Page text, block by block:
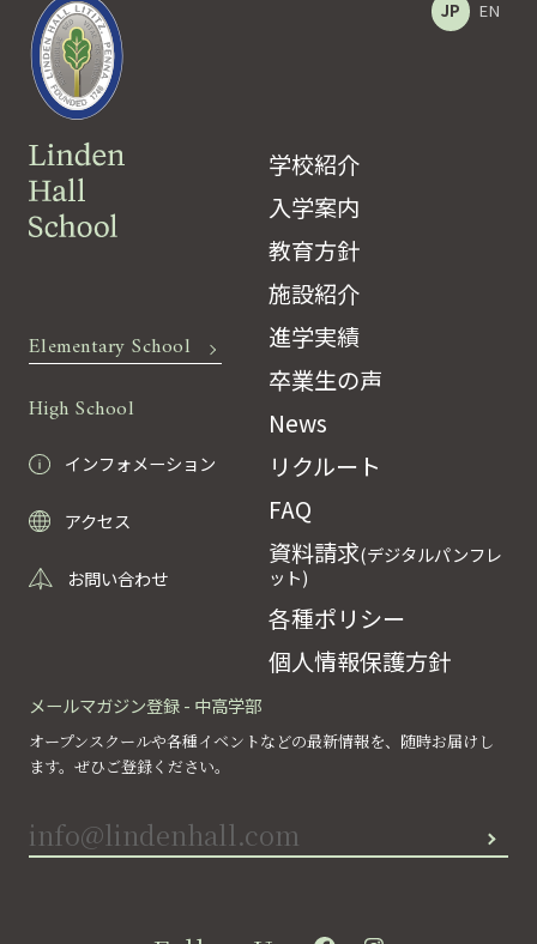
Elementary School
High School
JP EN
学校紹介
入学案内
教育方針
施設紹介
進学実績
卒業生の声
News
リクルート
FAQ
資料請求(デジタルパンフレ
ット)
各種ポリシー
個人情報保護方針
インフォメーション
アクセス
お問い合わせ
メールマガジン登録 - 中高学部
オープンスクールや各種イベントなどの最新情報を、随時お届けし
ます。ぜひご登録ください。